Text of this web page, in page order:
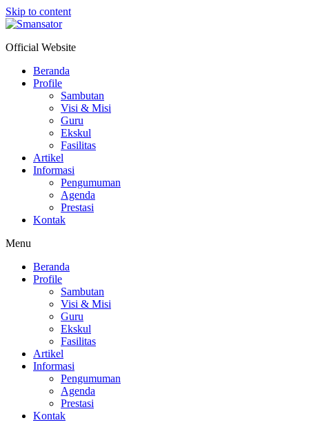
Skip to content
Official Website
Beranda
Profile
Sambutan
Visi & Misi
Guru
Ekskul
Fasilitas
Artikel
Informasi
Pengumuman
Agenda
Prestasi
Kontak
Menu
Beranda
Profile
Sambutan
Visi & Misi
Guru
Ekskul
Fasilitas
Artikel
Informasi
Pengumuman
Agenda
Prestasi
Kontak